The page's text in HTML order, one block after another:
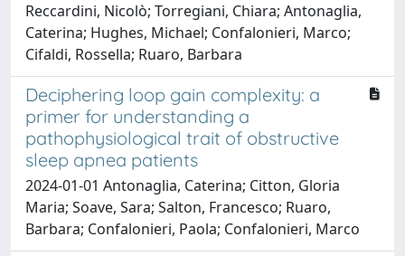
Reccardini, Nicolò; Torregiani, Chiara; Antonaglia,
Caterina; Hughes, Michael; Confalonieri, Marco;
Cifaldi, Rossella; Ruaro, Barbara
Deciphering loop gain complexity: a
primer for understanding a
pathophysiological trait of obstructive
sleep apnea patients
2024-01-01 Antonaglia, Caterina; Citton, Gloria
Maria; Soave, Sara; Salton, Francesco; Ruaro,
Barbara; Confalonieri, Paola; Confalonieri, Marco